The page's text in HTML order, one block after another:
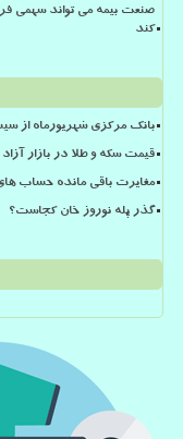
صنعت بیمه می تواند سهمی
کند
بانک مرکزی شهریورماه از
قیمت سکه و طلا در بازار آزاد در ۱۲ مرداد
مغایرت باقی مانده حساب های مشتریان تا
گذر پله نوروز خان کجاست؟